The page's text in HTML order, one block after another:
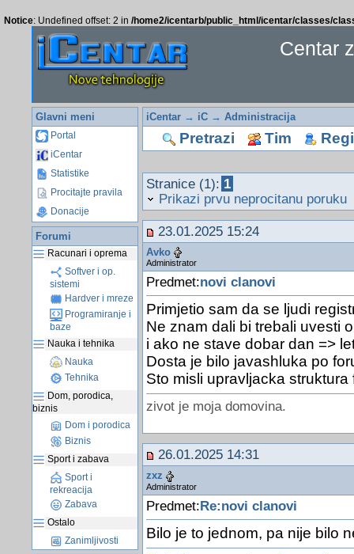
Notice: Undefined offset: 2 in /home2/icentarb/public_html/icentar/classes/
Centar
Glavni meni
Portal
iCentar
Statistike
Procitajte pravila
Donacije
Forumi
Racunari i oprema
Softver i op.
sistemi
Hardver i mreze
Programiranje i
baze
Nauka i tehnika
Nauka
Tehnika
Dom, porodica,
biznis
Dom i porodica
Biznis
Sport i zabava
Sport i
rekreacija
Zabava
Ostalo
Zanimljivosti
iCentar→ iC→ Administracija
Pretrazi Tim
Stranice (1): 1
Prikazi prvu neprocitanu poruku
23.01.2025 15:24
Avko
Administrator
Predmet:novi clanovi
Primjetio sam da se ljudi
Ne znam dali bi trebali uvesti
i ako ne stave dobar dan =>
Dosta je bilo javashluka po
Sto misli upravljacka struktura
zivot je moja domovina.
26.01.2025 14:31
zxz
Administrator
Predmet:Re:novi clanovi
Bilo je to jednom, pa nije bilo